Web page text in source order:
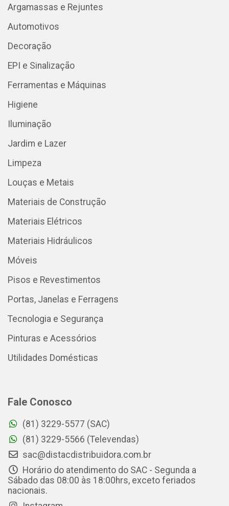
Argamassas e Rejuntes
Automotivos
Decoração
EPI e Sinalização
Ferramentas e Máquinas
Higiene
Iluminação
Jardim e Lazer
Limpeza
Louças e Metais
Materiais de Construção
Materiais Elétricos
Materiais Hidráulicos
Móveis
Pisos e Revestimentos
Portas, Janelas e Ferragens
Tecnologia e Segurança
Pinturas e Acessórios
Utilidades Domésticas
Fale Conosco
(81) 3229-5577 (SAC)
(81) 3229-5566 (Televendas)
sac@distacdistribuidora.com.br
Horário do atendimento do SAC - Segunda a
Sábado das 08:00 às 18:00hrs, exceto feriados
nacionais.